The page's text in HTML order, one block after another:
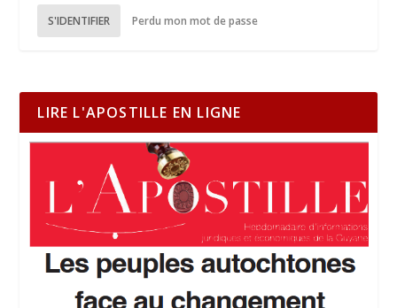
S'IDENTIFIER Perdu mon mot de passe
LIRE L'APOSTILLE EN LIGNE